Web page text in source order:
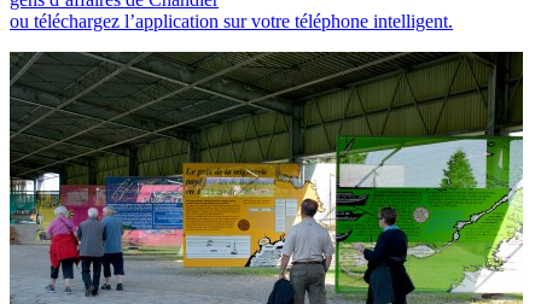
ou téléchargez l’application sur votre téléphone intelligent.